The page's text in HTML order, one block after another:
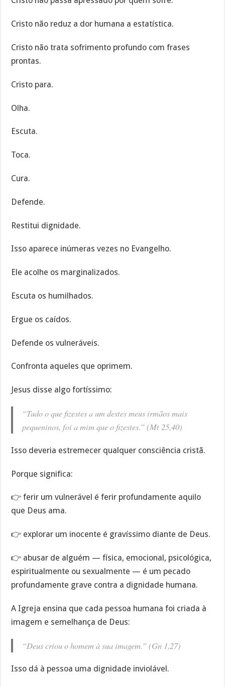
Cristo não reduz a dor humana a estatística.
Cristo não trata sofrimento profundo com frases
prontas.
Cristo para.
Olha.
Escuta.
Toca.
Cura.
Defende.
Restitui dignidade.
Isso aparece inúmeras vezes no Evangelho.
Ele acolhe os marginalizados.
Escuta os humilhados.
Ergue os caídos.
Defende os vulneráveis.
Confronta aqueles que oprimem.
Jesus disse algo fortíssimo:
“Tudo o que fizestes a um destes meus irmãos mais
pequeninos, foi a mim que o fizestes.” (Mt 25,40)
Isso deveria estremecer qualquer consciência cristã.
Porque significa:
👉 ferir um vulnerável é ferir profundamente aquilo
que Deus ama.
👉 explorar um inocente é gravíssimo diante de Deus.
👉 abusar de alguém — física, emocional, psicológica,
espiritualmente ou sexualmente — é um pecado
profundamente grave contra a dignidade humana.
A Igreja ensina que cada pessoa humana foi criada à
imagem e semelhança de Deus:
“Deus criou o homem à sua imagem.” (Gn 1,27)
Isso dá à pessoa uma dignidade inviolável.